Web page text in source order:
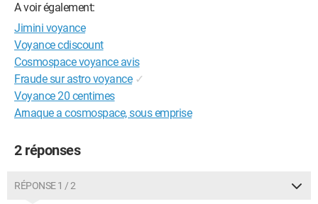
A voir également:
Jimini voyance
Voyance cdiscount
Cosmospace voyance avis
Fraude sur astro voyance ✓
Voyance 20 centimes
Arnaque a cosmospace, sous emprise
2 réponses
RÉPONSE 1 / 2